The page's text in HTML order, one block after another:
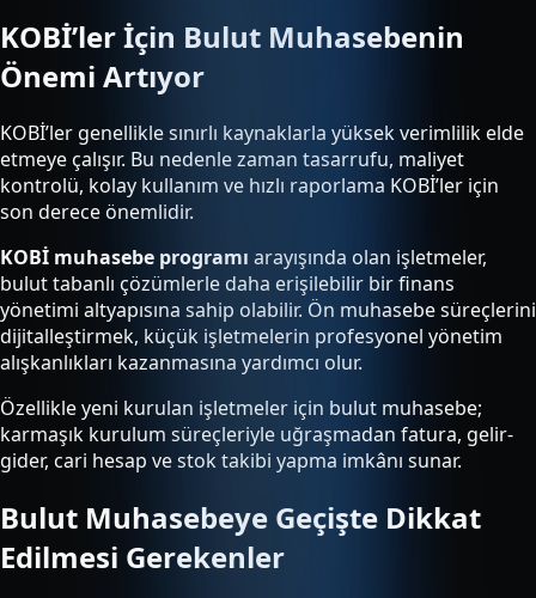
KOBİ’ler İçin Bulut Muhasebenin
Önemi Artıyor
KOBİ’ler genellikle sınırlı kaynaklarla yüksek verimlilik elde
etmeye çalışır. Bu nedenle zaman tasarrufu, maliyet
kontrolü, kolay kullanım ve hızlı raporlama KOBİ’ler için
son derece önemlidir.
KOBİ muhasebe programı arayışında olan işletmeler,
bulut tabanlı çözümlerle daha erişilebilir bir finans
yönetimi altyapısına sahip olabilir. Ön muhasebe süreçlerini
dijitalleştirmek, küçük işletmelerin profesyonel yönetim
alışkanlıkları kazanmasına yardımcı olur.
Özellikle yeni kurulan işletmeler için bulut muhasebe;
karmaşık kurulum süreçleriyle uğraşmadan fatura, gelir-
gider, cari hesap ve stok takibi yapma imkânı sunar.
Bulut Muhasebeye Geçişte Dikkat
Edilmesi Gerekenler